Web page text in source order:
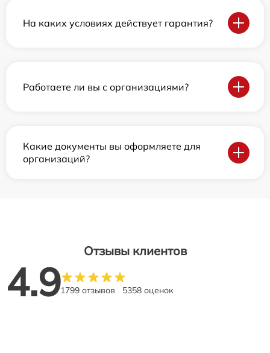
На каких условиях действует гарантия?
Работаете ли вы с организациями?
Какие документы вы оформляете для
организаций?
Отзывы клиентов
4.91799 отзывов 5358 оценок